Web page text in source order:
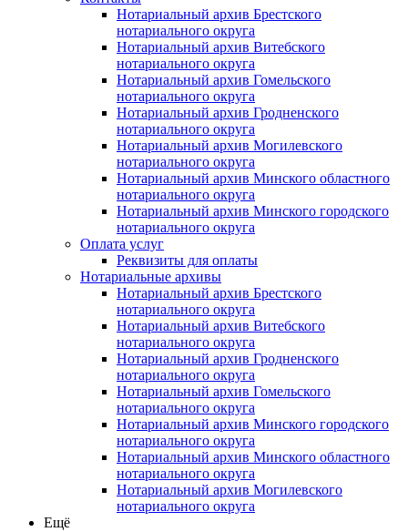
Нотариальный архив Брестского
нотариального округа
Нотариальный архив Витебского
нотариального округа
Нотариальный архив Гомельского
нотариального округа
Нотариальный архив Гродненского
нотариального округа
Нотариальный архив Могилевского
нотариального округа
Нотариальный архив Минского областного
нотариального округа
Нотариальный архив Минского городского
нотариального округа
Оплата услуг
Реквизиты для оплаты
Нотариальные архивы
Нотариальный архив Брестского
нотариального округа
Нотариальный архив Витебского
нотариального округа
Нотариальный архив Гродненского
нотариального округа
Нотариальный архив Гомельского
нотариального округа
Нотариальный архив Минского городского
нотариального округа
Нотариальный архив Минского областного
нотариального округа
Нотариальный архив Могилевского
нотариального округа
Ещё